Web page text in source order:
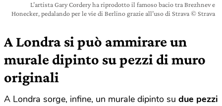
L’artista Gary Cordery ha riprodotto il famoso bacio tra Brezhnev e
Honecker, pedalando per le vie di Berlino grazie all’uso di Strava © Strava
A Londra si può ammirare un
murale dipinto su pezzi di muro
originali
A Londra sorge, infine, un murale dipinto su due pezzi